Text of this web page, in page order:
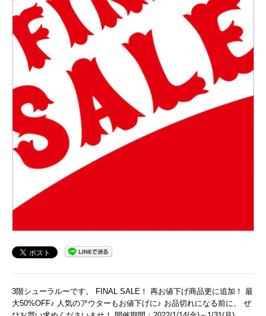
3階シューラルーです。 FINAL SALE！ 再お値下げ商品更に追加！ 最
大50%OFF♪ 人気のアウターもお値下げに♪ お品切れになる前に、 ぜ